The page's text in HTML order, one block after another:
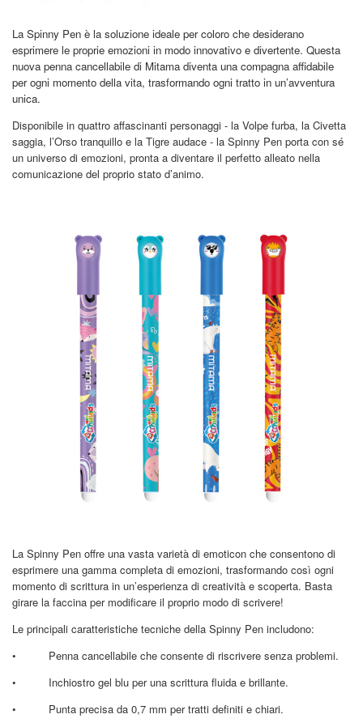
La Spinny Pen è la soluzione ideale per coloro che desiderano
esprimere le proprie emozioni in modo innovativo e divertente. Questa
nuova penna cancellabile di Mitama diventa una compagna affidabile
per ogni momento della vita, trasformando ogni tratto in un’avventura
unica.
Disponibile in quattro affascinanti personaggi - la Volpe furba, la Civetta
saggia, l’Orso tranquillo e la Tigre audace - la Spinny Pen porta con sé
un universo di emozioni, pronta a diventare il perfetto alleato nella
comunicazione del proprio stato d’animo.
La Spinny Pen offre una vasta varietà di emoticon che consentono di
esprimere una gamma completa di emozioni, trasformando così ogni
momento di scrittura in un’esperienza di creatività e scoperta. Basta
girare la faccina per modificare il proprio modo di scrivere!
Le principali caratteristiche tecniche della Spinny Pen includono:
•
Penna cancellabile che consente di riscrivere senza problemi.
•
Inchiostro gel blu per una scrittura fluida e brillante.
•
Punta precisa da 0,7 mm per tratti definiti e chiari.